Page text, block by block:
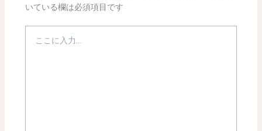
いている欄は必須項目です